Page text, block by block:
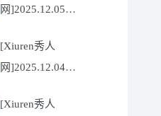
网]2025.12.05
nienie[60P/642.39MB]
[Xiuren秀人
网]2025.12.04
Flora[81P/832.27MB]
[Xiuren秀人